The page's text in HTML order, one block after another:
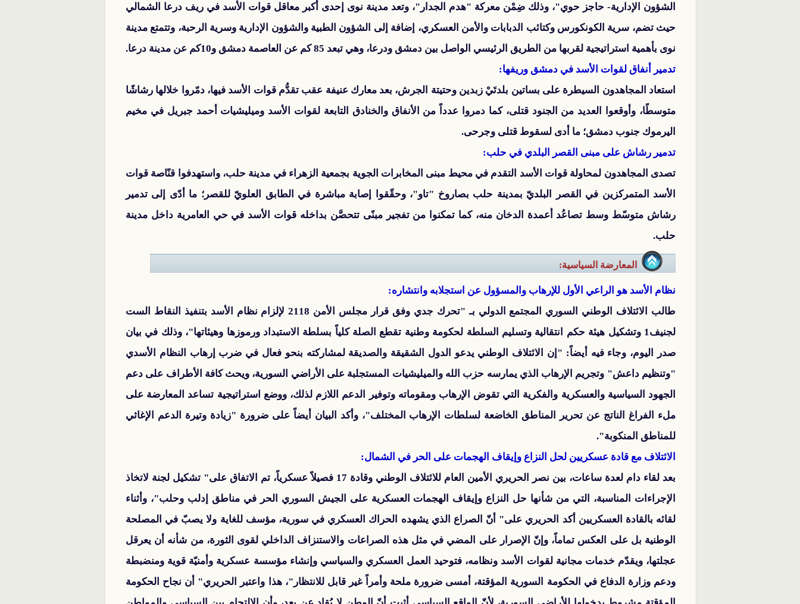
الشؤون الإدارية- حاجز حوي"، وذلك ضِمْن معركة "هدم الجدار"، وتعد مدينة نوى إحدى أكبر معاقل قوات الأسد في ريف درعا الشمالي
حيث تضم، سرية الكونكورس وكتائب الدبابات والأمن العسكري، إضافة إلى الشؤون الطبية والشؤون الإدارية وسرية الرحبة، وتتمتع مدينة
نوى بأهمية استراتيجية لقربها من الطريق الرئيسي الواصل بين دمشق ودرعا، وهي تبعد 85 كم عن العاصمة دمشق و10كم عن مدينة درعا.
تدمير أنفاق لقوات الأسد في دمشق وريفها:
استعاد المجاهدون السيطرة على بساتين بلدتَيْ زبدين وحتيتة الجرش، بعد معارك عنيفة عقب تقدُّم قوات الأسد فيها، دمّروا خلالها رشاشًا
متوسطًا، وأوقعوا العديد من الجنود قتلى، كما دمروا عدداً من الأنفاق والخنادق التابعة لقوات الأسد وميليشيات أحمد جبريل في مخيم
اليرموك جنوب دمشق؛ ما أدى لسقوط قتلى وجرحى.
تدمير رشاش على مبنى القصر البلدي في حلب:
تصدى المجاهدون لمحاولة قوات الأسد التقدم في محيط مبنى المخابرات الجوية بجمعية الزهراء في مدينة حلب، واستهدفوا قنّاصة قوات
الأسد المتمركزين في القصر البلديّ بمدينة حلب بصاروخ "تاو"، وحقّقوا إصابة مباشرة في الطابق العلويّ للقصر؛ ما أدّى إلى تدمير
رشاش متوسّط وسط تصاعُد أعمدة الدخان منه، كما تمكنوا من تفجير مبنًى تتحصَّن بداخله قوات الأسد في حي العامرية داخل مدينة
حلب.
المعارضة السياسية:
نظام الأسد هو الراعي الأول للإرهاب والمسؤول عن استجلابه وانتشاره:
طالب الائتلاف الوطني السوري المجتمع الدولي بـ "تحرك جدي وفق قرار مجلس الأمن 2118 لإلزام نظام الأسد بتنفيذ النقاط الست
لجنيف1 وتشكيل هيئة حكم انتقالية وتسليم السلطة لحكومة وطنية تقطع الصلة كلياً بسلطة الاستبداد ورموزها وهيئاتها"، وذلك في بيان
صدر اليوم، وجاء فيه أيضاً: "إن الائتلاف الوطني يدعو الدول الشقيقة والصديقة لمشاركته بنحو فعال في ضرب إرهاب النظام الأسدي
"وتنظيم داعش" وتجريم الإرهاب الذي يمارسه حزب الله والميليشيات المستجلبة على الأراضي السورية، ويحث كافة الأطراف على دعم
الجهود السياسية والعسكرية والفكرية التي تقوض الإرهاب ومقوماته وتوفير الدعم اللازم لذلك، ووضع استراتيجية تساعد المعارضة على
ملء الفراغ الناتج عن تحرير المناطق الخاضعة لسلطات الإرهاب المختلف"، وأكد البيان أيضاً على ضرورة "زيادة وتيرة الدعم الإغاثي
للمناطق المنكوبة".
الائتلاف مع قادة عسكريين لحل النزاع وإيقاف الهجمات على الحر في الشمال:
بعد لقاء دام لعدة ساعات، بين نصر الحريري الأمين العام للائتلاف الوطني وقادة 17 فصيلاً عسكرياً، تم الاتفاق على" تشكيل لجنة لاتخاذ
الإجراءات المناسبة، التي من شأنها حل النزاع وإيقاف الهجمات العسكرية على الجيش السوري الحر في مناطق إدلب وحلب"، وأثناء
لقائه بالقادة العسكريين أكد الحريري على" أنّ الصراع الذي يشهده الحراك العسكري في سورية، مؤسف للغاية ولا يصبّ في المصلحة
الوطنية بل على العكس تماماً، وإنّ الإصرار على المضي في مثل هذه الصراعات والاستنزاف الداخلي لقوى الثورة، من شأنه أن يعرقل
عجلتها، ويقدّم خدمات مجانية لقوات الأسد ونظامه، فتوحيد العمل العسكري والسياسي وإنشاء مؤسسة عسكرية وأمنيّة قوية ومنضبطة
ودعم وزارة الدفاع في الحكومة السورية المؤقتة، أمسى ضرورة ملحة وأمراً غير قابل للانتظار"، هذا واعتبر الحريري" أن نجاح الحكومة